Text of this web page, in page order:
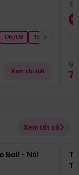
06/09 13/09
Xem chi tiết
Xem tất cả
Điểm nổi bật
Bali - Núi